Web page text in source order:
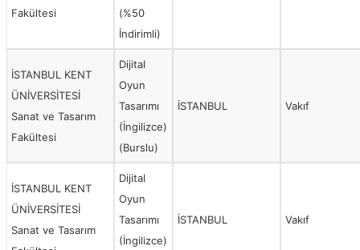
Fakültesi
(%50
İndirimli)
İSTANBUL KENT
ÜNİVERSİTESİ
Sanat ve Tasarım
Fakültesi
Dijital
Oyun
Tasarımı
(İngilizce)
(Burslu)
İSTANBUL Vakıf
İSTANBUL KENT
ÜNİVERSİTESİ
Sanat ve Tasarım
Dijital
Oyun
Tasarımı
(İngilizce)
İSTANBUL Vakıf